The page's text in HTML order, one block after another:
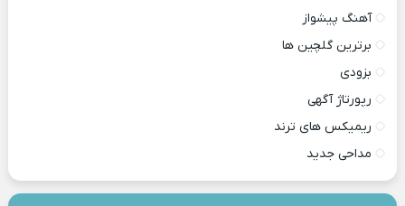
آهنگ پیشواز
برترین گلچین ها
بزودی
رپورتاژ آگهی
ریمیکس های ترند
مداحی جدید